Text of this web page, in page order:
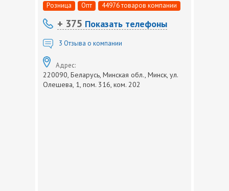
Розница Опт 44976 товаров компании
+ 375 Показать телефоны
3 Отзыва о компании
Адрес:
220090, Беларусь, Минская обл., Минск, ул.
Олешева, 1, пом. 316, ком. 202